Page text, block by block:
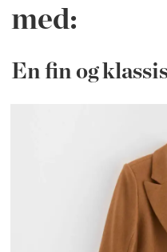
med:
En fin og